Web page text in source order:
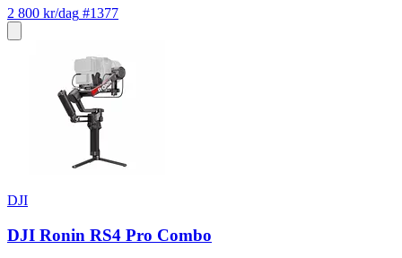
2 800 kr/dag #1377
DJI
DJI Ronin RS4 Pro Combo